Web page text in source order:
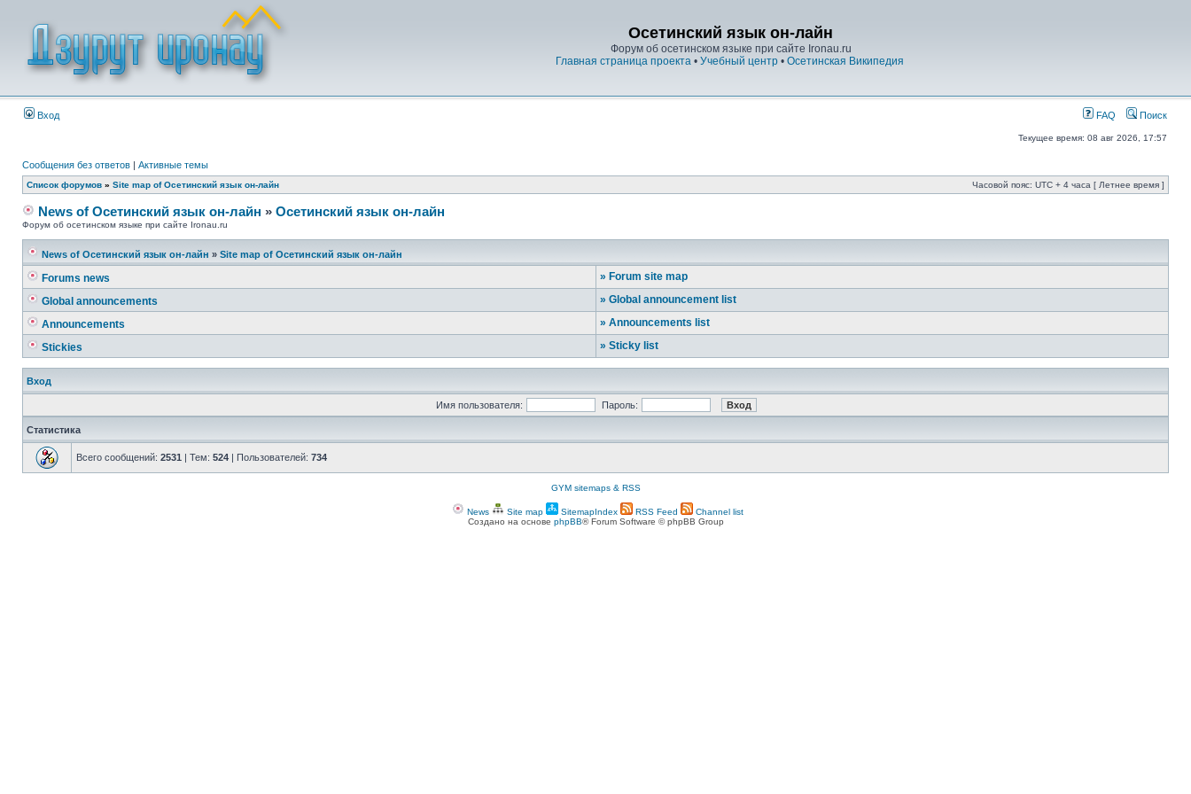
Осетинский язык он-лайн
Форум об осетинском языке при сайте Ironau.ru
Главная страница проекта • Учебный центр • Осетинская Википедия
Вход FAQ Поиск
Текущее время: 08 авг 2026, 17:57
Сообщения без ответов | Активные темы
Список форумов » Site map of Осетинский язык он-лайн Часовой пояс: UTC + 4 часа [ Летнее время ]
News of Осетинский язык он-лайн » Осетинский язык он-лайн
Форум об осетинском языке при сайте Ironau.ru
News of Осетинский язык он-лайн » Site map of Осетинский язык он-лайн
Forums news » Forum site map
Global announcements
» Global announcement list
Announcements
» Announcements list
Stickies
» Sticky list
Вход
Имя пользователя: Пароль:
Статистика
Всего сообщений: 2531 | Тем: 524 | Пользователей: 734
GYM sitemaps & RSS
News Site map SitemapIndex RSS Feed
Channel list
Создано на основе phpBB® Forum Software © phpBB Group